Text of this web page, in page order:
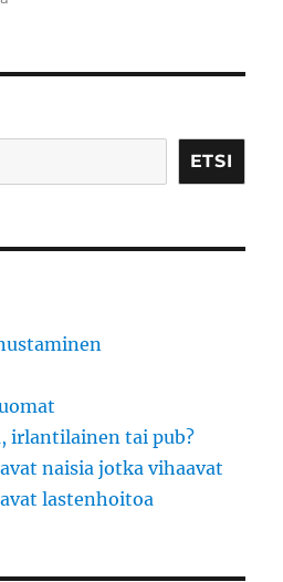
ETSI
irlantilainen tai pub?
naisia jotka vihaavat
lastenhoitoa